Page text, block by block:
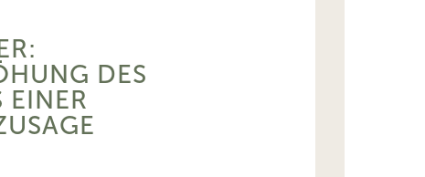
DES
EINER